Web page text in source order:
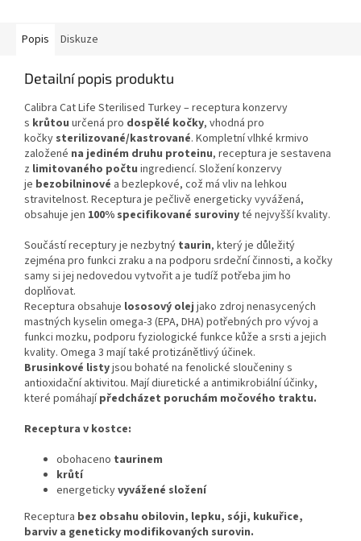
Popis Diskuze
Detailní popis produktu
Calibra Cat Life Sterilised Turkey – receptura konzervy
s krůtou určená pro dospělé kočky, vhodná pro
kočky sterilizované/kastrované. Kompletní vlhké krmivo
založené na jediném druhu proteinu, receptura je sestavena
z limitovaného počtu ingrediencí. Složení konzervy
je bezobilninové a bezlepkové, což má vliv na lehkou
stravitelnost. Receptura je pečlivě energeticky vyvážená,
obsahuje jen 100% specifikované surovinyté nejvyšší kvality.
Součástí receptury je nezbytný taurin, který je důležitý
zejména pro funkci zraku a na podporu srdeční činnosti, a kočky
samy si jej nedovedou vytvořit a je tudíž potřeba jim ho
doplňovat.
Receptura obsahuje lososový olej jako zdroj nenasycených
mastných kyselin omega-3 (EPA, DHA) potřebných pro vývoj a
funkci mozku, podporu fyziologické funkce kůže a srsti a jejich
kvality. Omega 3 mají také protizánětlivý účinek.
Brusinkové listyjsou bohaté na fenolické sloučeniny s
antioxidační aktivitou. Mají diuretické a antimikrobiální účinky,
které pomáhají předcházet poruchám močového traktu.
Receptura v kostce:
obohaceno taurinem
krůtí
energetickyvyvážené složení
Receptura bez obsahu obilovin, lepku, sóji, kukuřice,
barviv a geneticky modifikovaných surovin.